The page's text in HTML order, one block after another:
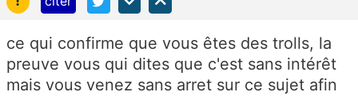
ce qui confirme que vous êtes des trolls, la
preuve vous qui dites que c'est sans intérêt
mais vous venez sans arret sur ce sujet afin